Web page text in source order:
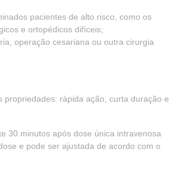
pacientes de alto risco, como os
e ortopédicos difíceis;
operação cesariana ou outra cirurgia
rápida ação, curta duração e
30 minutos após dose única intravenosa
e pode ser ajustada de acordo com o